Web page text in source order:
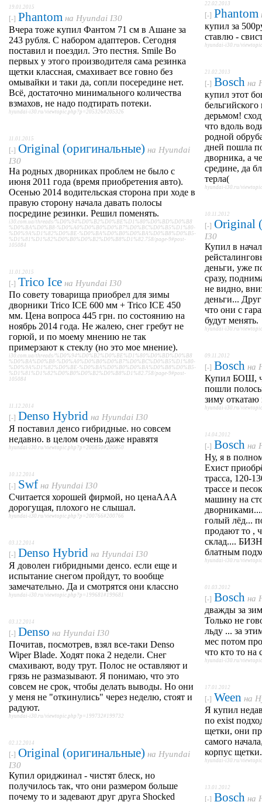
19.01.2015
[-] Phantom на Hyundai I30
Вчера тоже купил Фантом 71 см в Ашане за
243 рубля. С набором адаптеров. Сегодня
поставил и поездил. Это пестня. Smile Во
первых у этого производителя сама резинка
щетки классная, смахивает все говно без
омывайки и таки да, сопли посередине нет.
Всё, достаточно минимального количества
взмахов, не надо подтирать потеки.
hyundai-i30.ru/viewtopic.php?p=205326#205326
11.01.2015
[-] Original (оригинальные) на Hyundai
I30
На родных дворниках проблем не было с
июня 2011 года (время приобретения авто).
Осенью 2014 водительская сторона при ходе в
правую сторону начала давать полосы
посредине резинки. Решил поменять.
i30.com.ua/threads/%D0%94%D0%B2%D0%BE%D1%80%D0%BD%D0%B8
%D0%BA%D0%B8-%D0%A0%D0%B0%D0%B7%D0%BC%D0%B5%D1%80-
%D0%9A%D1%82%D0%BE-%D0%BA%D0%B0%D0%BA%D0%B8%D0%B5-
%D1%81%D1%82%D0%B0%D0%B2%D0%B8%D1%82.758/page-9#post-
105084
11.01.2015
[-] Trico Ice на Hyundai I30
По совету товарища приобрел для зимы
дворники Trico ICE 600 мм + Trico ICE 450
мм. Цена вопроса 445 грн. по состоянию на
ноябрь 2014 года. Не жалею, снег гребут не
горюй, и по моему мнению не так
примерзают к стеклу (но это мое мнение).
i30.com.ua/threads/%D0%94%D0%B2%D0%BE%D1%80%D0%BD%D0%B8
%D0%BA%D0%B8-%D0%A0%D0%B0%D0%B7%D0%BC%D0%B5%D1%80-
%D0%9A%D1%82%D0%BE-%D0%BA%D0%B0%D0%BA%D0%B8%D0%B5-
%D1%81%D1%82%D0%B0%D0%B2%D0%B8%D1%82.758/page-9#post-
105084
11.12.2014
[-] Denso Hybrid на Hyundai I30
Я поставил денсо гибридные. но совсем
недавно. в целом очень даже нравятя
hyundai-i30.ru/viewtopic.php?p=200850#200850
10.12.2014
[-] Swf на Hyundai I30
Считается хорошей фирмой, но ценаААА
дорогущая, плохого не слышал.
hyundai-i30.ru/viewtopic.php?p=200766#200766
03.12.2014
[-] Denso Hybrid на Hyundai I30
Я доволен гибридными денсо. если еще и
испытание снегом пройдут, то вообще
замечательно. Да и смотрятся они классно
hyundai-i30.ru/viewtopic.php?p=199681#199681
03.12.2014
[-] Denso на Hyundai I30
Почитав, посмотрев, взял все-таки Denso
Wiper Blade. Ходят пока 2 недели. Снег
смахивают, воду трут. Полос не оставляют и
грязь не размазывают. Я понимаю, что это
совсем не срок, чтобы делать выводы. Но они
у меня не "откинулись" через неделю, стоят и
радуют.
hyundai-i30.ru/viewtopic.php?p=199732#199732
02.12.2014
[-] Original (оригинальные) на Hyundai
I30
Купил ориджинал - чистят блеск, но
получилось так, что они размером больше
почему то и задевают друг друга Shocked
22.02.2013
[-] Phantom
купил за
ставлю -
hyundai-i30.ru/
21.02.2013
[-] Bosch на
купил этот
дерьмом!
что вдоль
родной
дней пошла
дворника, а
средине, да
терла(
hyundai-i30.ru/
10.11.2012
[-] Original
I30
Купил в
деньги, уже
сразу,
не видно,
деньги...
что они с
будут менять.
hyundai-i30.ru/
09.11.2012
[-] Bosch на
Купил БОШ,
пошли полосы
зиму
hyundai-i30.ru/
14.04.2012
[-] Bosch на
Ну, я в
Ехист
трасса, 120-
трассе и
машину на
голый лёд...
продают то ,
склад....
блатным
hyundai-i30.ru/
01.03.2012
[-] Bosch на
дважды за
Только не
льду ... за
мес потом
что кто то на
hyundai-i30.ru/
17.01.2012
[-] Ween на
Я купил
по exist
щетки, они
самого
корпус щетки.
hyundai-i30.ru/
13.01.2012
[-] Bosch на